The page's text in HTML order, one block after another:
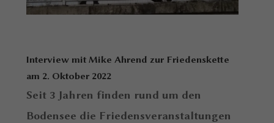
Interview mit Mike Ahrend zur Friedenskette
am 2. Oktober 2022
Seit 3 Jahren finden rund um den
Bodensee die Friedensveranstaltungen